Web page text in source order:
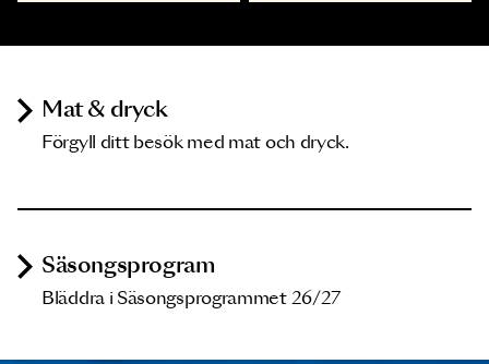
Mat & dryck
Förgyll ditt besök med mat och dryck.
Säsongsprogram
Bläddra i Säsongsprogrammet 26/27